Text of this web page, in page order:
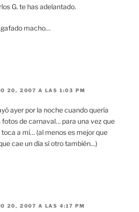
G. te has adelantado.
gafado macho…
20, 2007 A LAS 1:03 PM
ayer por la noche cuando quería
fotos de carnaval… para una vez que
a mí… (al menos es mejor que
cae un día sí otro también…)
20, 2007 A LAS 4:17 PM